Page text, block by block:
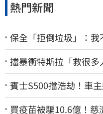
熱門新聞
保全「拒倒垃圾」：
擋暴衝特斯拉「救很
賓士S500擋浩劫！車
買疫苗被騙10.6億！